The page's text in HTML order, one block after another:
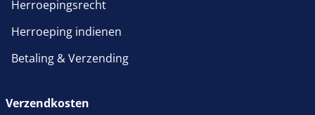
Herroepingsrecht
Herroeping indienen
Betaling & Verzending
Verzendkosten